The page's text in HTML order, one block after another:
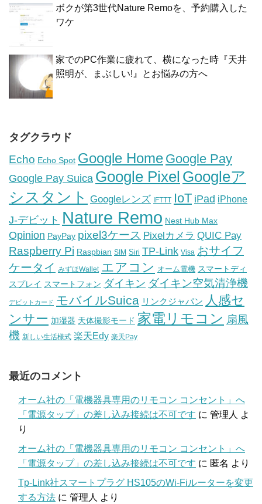
ボクが第3世代Nature Remoを、予約購入した
ワケ
家でのPC作業に疲れて、横になった時『天井
照明が、まぶしい!』とお悩みの方へ
タグクラウド
Echo Echo Spot Google Home Google Pay
Google Pay Suica Google Pixel Googleア
シスタント Googleレンズ IFTTT IoT iPad iPhone
J-デビット Nature Remo Nest Hub Max
Opinion PayPay pixel3ケース Pixelカメラ QUIC Pay
Raspberry Pi Raspbian SIM Siri TP-Link Visa おサイフ
ケータイ みずほWallet エアコン オーム電機 スマートディ
スプレイ スマートフォン ダイキン ダイキン空気清浄機
デビットカード モバイルSuica リンクジャパン 人感セ
ンサー 加湿器 天体撮影モード 家電リモコン 扇風
機 新しい生活様式 楽天Edy 楽天Pay
最近のコメント
オーム社の「電機器具専用のリモコン コンセント」へ
「電源タップ」の差し込み接続は不可です に 管理人 よ
り
オーム社の「電機器具専用のリモコン コンセント」へ
「電源タップ」の差し込み接続は不可です に 匿名 より
Tp-Link社スマートプラグ HS105のWi-Fiルーターを変更
する方法 に 管理人 より